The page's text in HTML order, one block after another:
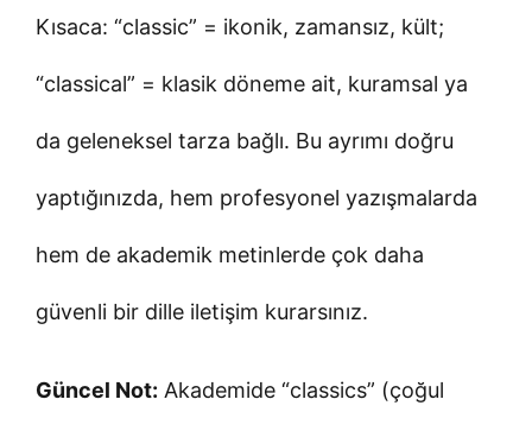
Kısaca: “classic” = ikonik, zamansız, kült;
“classical” = klasik döneme ait, kuramsal ya
da geleneksel tarza bağlı. Bu ayrımı doğru
yaptığınızda, hem profesyonel yazışmalarda
hem de akademik metinlerde çok daha
güvenli bir dille iletişim kurarsınız.
Güncel Not: Akademide “classics” (çoğul